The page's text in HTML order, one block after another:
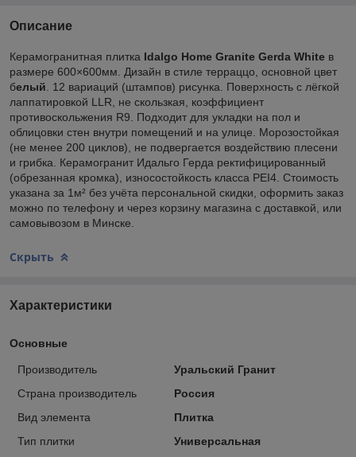
Описание
Керамогранитная плитка Idalgo Home Granite Gerda White в
размере 600×600мм. Дизайн в стиле терраццо, основной цвет
белый . 12 вариаций (штампов) рисунка. Поверхность с лёгкой
лаппатировкой LLR, не скользкая, коэффициент
противоскольжения R9. Подходит для укладки на пол и
облицовки стен внутри помещений и на улице. Морозостойкая
(не менее 200 циклов), не подвергается воздействию плесени
и грибка. Керамогранит Идальго Герда ректифицированный
(обрезанная кромка), износостойкость класса PEI4. Стоимость
указана за 1м² без учёта персональной скидки, оформить заказ
можно по телефону и через корзину магазина с доставкой, или
самовывозом в Минске.
Скрыть
Характеристики
Основные
Производитель
Уральский Гранит
Страна производитель
Россия
Вид элемента
Плитка
Тип плитки
Универсальная